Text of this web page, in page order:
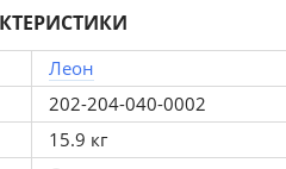
Леон
202-204-040-0002
15.9 кг